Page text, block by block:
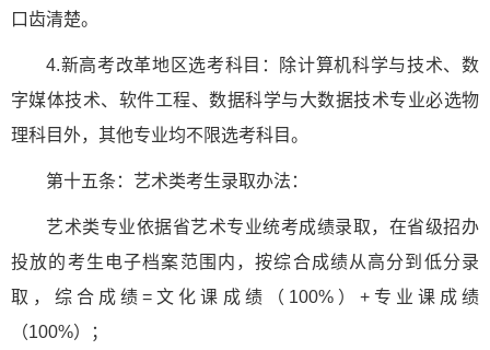
口齿清楚。
4.新高考改革地区选考科目：除计算机科学与技术、数
字媒体技术、软件工程、数据科学与大数据技术专业必选物
理科目外，其他专业均不限选考科目。
第十五条：艺术类考生录取办法：
艺术类专业依据省艺术专业统考成绩录取，在省级招办
投放的考生电子档案范围内，按综合成绩从高分到低分录
取，综合成绩=文化课成绩（100%）+专业课成绩
（100%）；